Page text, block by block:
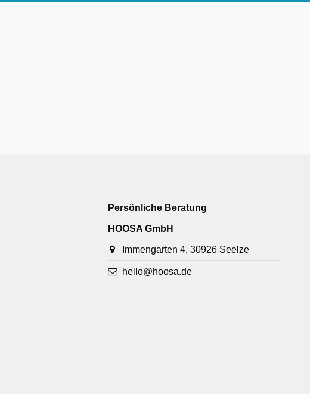
Persönliche Beratung
HOOSA GmbH
Immengarten 4, 30926 Seelze
hello@hoosa.de